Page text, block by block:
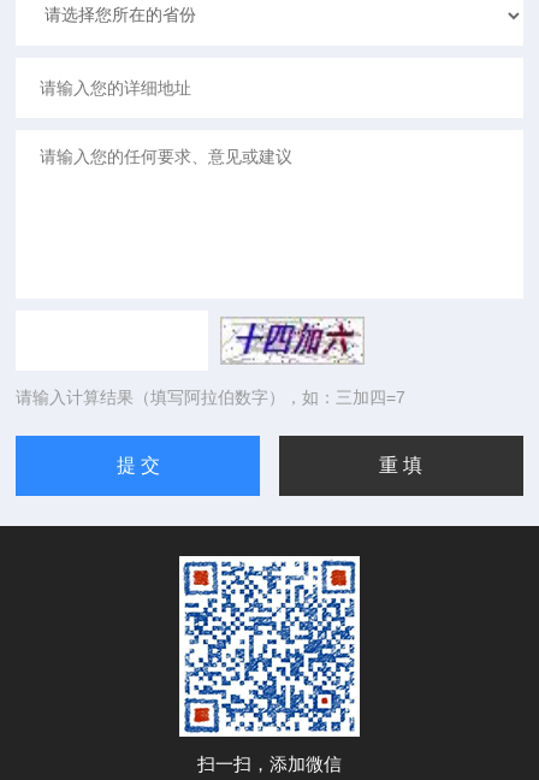
请输入计算结果（填写阿拉伯数字），如：三加四=7
扫一扫，添加微信